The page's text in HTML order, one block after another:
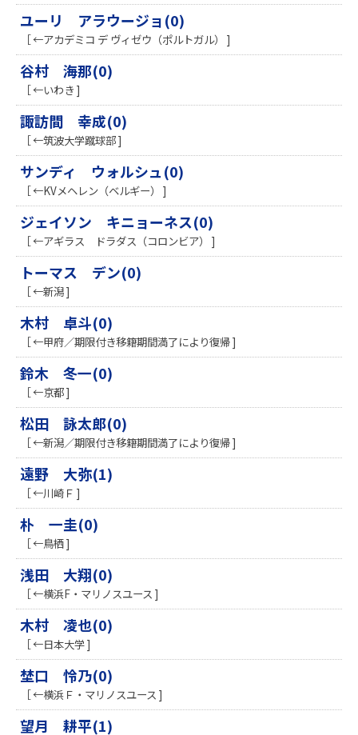
ユーリ アラウージョ(0)
［ ←アカデミコ デ ヴィゼウ（ポルトガル） ]
谷村 海那(0)
［ ←いわき ]
諏訪間 幸成(0)
［ ←筑波大学蹴球部 ]
サンディ ウォルシュ(0)
［ ←KVメヘレン（ベルギー） ]
ジェイソン キニョーネス(0)
［ ←アギラス ドラダス（コロンビア） ]
トーマス デン(0)
［ ←新潟 ]
木村 卓斗(0)
［ ←甲府／期限付き移籍期間満了により復帰 ]
鈴木 冬一(0)
［ ←京都 ]
松田 詠太郎(0)
［ ←新潟／期限付き移籍期間満了により復帰 ]
遠野 大弥(1)
［ ←川崎Ｆ ]
朴 一圭(0)
［ ←鳥栖 ]
浅田 大翔(0)
［ ←横浜F・マリノスユース ]
木村 凌也(0)
［ ←日本大学 ]
埜口 怜乃(0)
［ ←横浜Ｆ・マリノスユース ]
望月 耕平(1)